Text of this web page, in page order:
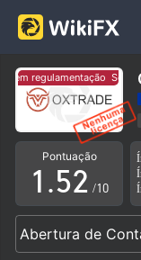
Sem regulamentação Sem
Pontuação
0
1
2
.
1
2
3
4
5
6
0
1
2
3
/10
Abertura de